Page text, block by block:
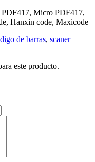
Micro PDF417,
Hanxin code, Maxicode
de barras, scaner
este producto.